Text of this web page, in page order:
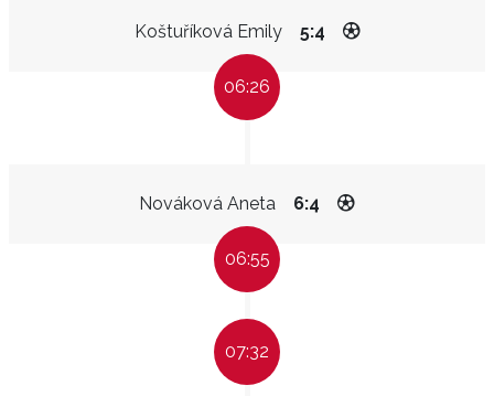
Koštuříková Emily 5:4
06:26
Nováková Aneta 6:4
06:55
07:32